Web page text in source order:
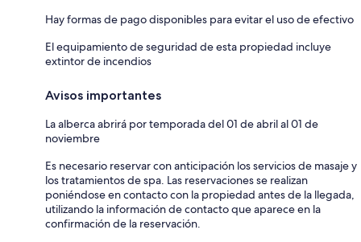
Hay formas de pago disponibles para evitar el uso de efectivo
El equipamiento de seguridad de esta propiedad incluye
extintor de incendios
Avisos importantes
La alberca abrirá por temporada del 01 de abril al 01 de
noviembre
Es necesario reservar con anticipación los servicios de masaje y
los tratamientos de spa. Las reservaciones se realizan
poniéndose en contacto con la propiedad antes de la llegada,
utilizando la información de contacto que aparece en la
confirmación de la reservación.